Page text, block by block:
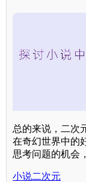
总的来说，二次
在奇幻世界中的
思考问题的机会
小说二次元